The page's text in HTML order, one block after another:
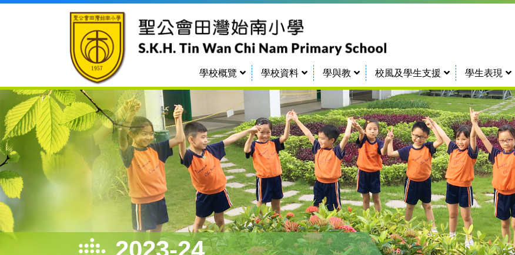
學校概覽 學校資料 學與教 校風及學生支援 學生表現
2023-24